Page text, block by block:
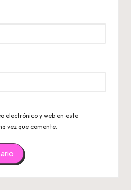
electrónico y web en este
vez que comente.